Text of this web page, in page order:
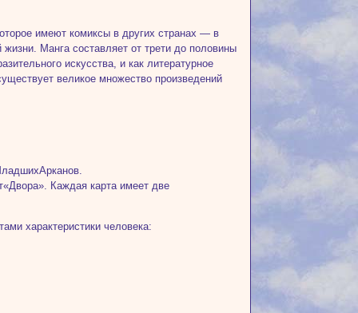
имеют комиксы в других странах — в
Манга составляет от трети до половины
искусства, и как литературное
великое множество произведений
Каждая карта име­ет две
характеристики человека: